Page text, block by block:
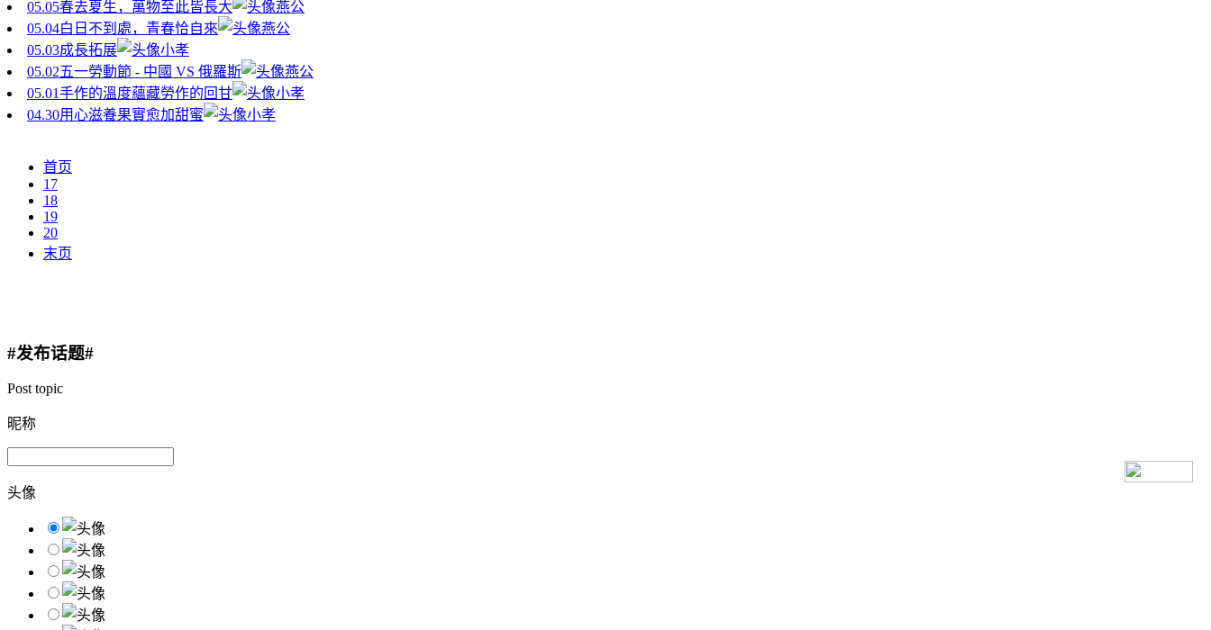
05.05春去夏生，萬物至此皆長大
燕公
05.04白日不到處，青春恰自來
燕公
05.03成長拓展
小孝
05.02五一勞動節 - 中國 VS 俄羅斯
燕公
05.01手作的溫度蘊藏勞作的回甘
小孝
04.30用心滋養果實愈加甜蜜 小孝
首页
17
18
19
20
末页
#发布话题#
Post topic
昵称
头像